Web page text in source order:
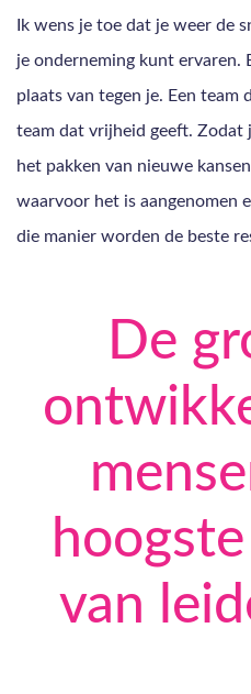
Ik wens je toe dat je weer de
je onderneming kunt ervaren.
plaats van tegen je. Een team
team dat vrijheid geeft. Zodat
het pakken van nieuwe
waarvoor het is aangenomen
die manier worden de beste
De
van